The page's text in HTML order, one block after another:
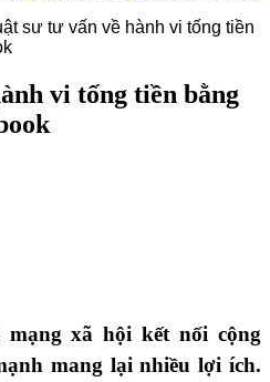
sư tư vấn về hành vi tống tiền
vi tống tiền bằng
mạng xã hội kết nối cộng
mang lại nhiều lợi ích.